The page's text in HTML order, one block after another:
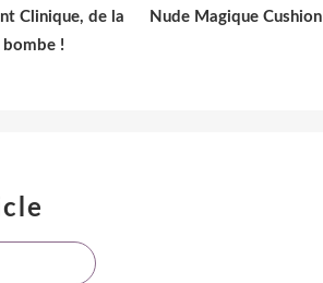
Clinique, de la
bombe !
Nude Magique Cushion